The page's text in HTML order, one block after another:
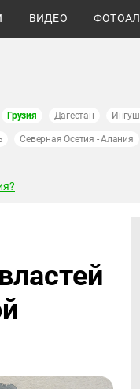
ВИДЕО
Грузия Дагестан
Северная Осетия - Алания